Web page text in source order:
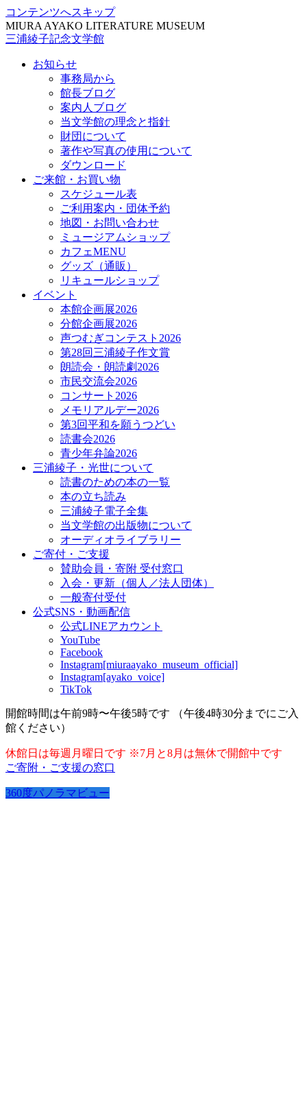
コンテンツへスキップ
MIURA AYAKO LITERATURE MUSEUM
三浦綾子記念文学館
お知らせ
事務局から
館長ブログ
案内人ブログ
当文学館の理念と指針
財団について
著作や写真の使用について
ダウンロード
ご来館・お買い物
スケジュール表
ご利用案内・団体予約
地図・お問い合わせ
ミュージアムショップ
カフェMENU
グッズ（通販）
リキュールショップ
イベント
本館企画展2026
分館企画展2026
声つむぎコンテスト2026
第28回三浦綾子作文賞
朗読会・朗読劇2026
市民交流会2026
コンサート2026
メモリアルデー2026
第3回平和を願うつどい
読書会2026
青少年弁論2026
三浦綾子・光世について
読書のための本の一覧
本の立ち読み
三浦綾子電子全集
当文学館の出版物について
オーディオライブラリー
ご寄付・ご支援
賛助会員・寄附 受付窓口
入会・更新（個人／法人団体）
一般寄付受付
公式SNS・動画配信
公式LINEアカウント
YouTube
Facebook
Instagram[miuraayako_museum_official]
Instagram[ayako_voice]
TikTok
開館時間は午前9時〜午後5時です （午後4時30分までにご入
館ください）
休館日は毎週月曜日です ※7月と8月は無休で開館中です
ご寄附・ご支援の窓口
360度パノラマビュー